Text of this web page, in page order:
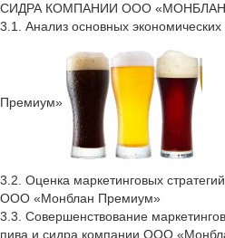
СИДРА КОМПАНИИ ООО
3.1. Анализ основных
Премиум»
3.2. Оценка маркетинговых
ООО «Монблан Премиум»
3.3. Совершенствование
пива и сидра компании ООО